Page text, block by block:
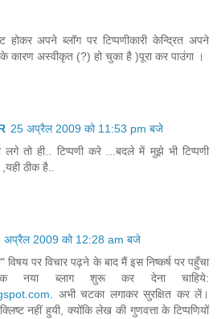
होकर अपने ब्लॉग पर टिप्पणीकारी केन्द्रित अपने
कारण अस्वीकृत (?) हो चुका है )पूरा कर पाउंगा ।
25 अप्रैल 2009 को 11:53 pm बजे
तो ही.. टिप्पणी करे ...बदले में मुझे भी टिप्पणी
ठीक है..
अप्रैल 2009 को 12:28 am बजे
विषय पर विचार पढ़ने के बाद मैं इस निष्कर्ष पर पहुँचा
नया ब्लाग शुरू कर देना चाहिये:
. अभी चटका लगाकर सुरक्षित कर लें।
नहीं हुयी, क्योंकि लेख की गुणवत्ता के टिप्पणियों